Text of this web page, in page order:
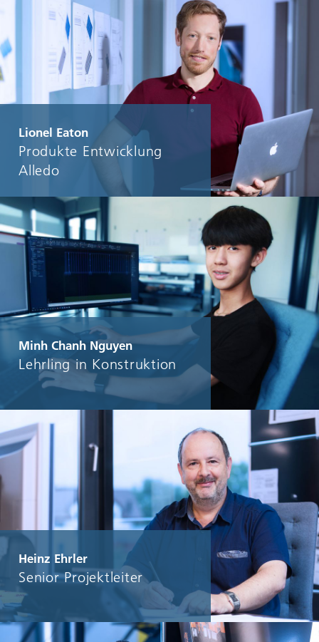
Lionel Eaton
Produkte Entwicklung
Alledo
Minh Chanh Nguyen
Lehrling in Konstruktion
Heinz Ehrler
Senior Projektleiter